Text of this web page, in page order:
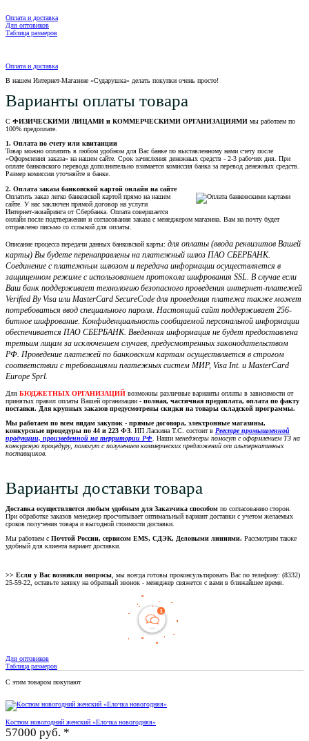
Оплата и доставка
Для оптовиков
Таблица размеров
Оплата и доставка
В нашем Интернет-Магазине «Сударушка» делать покупки очень просто!
Варианты оплаты товара
С ФИЗИЧЕСКИМИ ЛИЦАМИ и КОММЕРЧЕСКИМИ ОРГАНИЗАЦИЯМИ мы работаем по
100% предоплате.
1. Оплата по счету или квитанции
Товар можно оплатить в любом удобном для Вас банке по выставленному нами счету после
«Оформления заказа» на нашем сайте. Срок зачисления денежных средств - 2-3 рабочих дня. При
оплате банковского перевода дополнительно взимается комиссия банка за перевод денежных средств.
Размер комиссии уточняйте в банке.
2. Оплата заказа банковской картой онлайн на сайте
Оплатить заказ легко банковской картой прямо на нашем
сайте. У нас заключен прямой договор на услуги
Интернет-эквайринга от Сбербанка. Оплата совершается
онлайн после подтвержения и согласования заказа с менеджером магазина. Вам на почту будет
отправлено письмо со сслыкой для оплаты.
Описание процесса передачи данных банковской карты: для оплаты (ввода реквизитов Вашей
карты) Вы будете перенаправлены на платежный шлюз ПАО СБЕРБАНК.
Соединение с платежным шлюзом и передача информации осуществляется в
защищенном режиме с использованием протокола шифрования SSL. В случае если
Ваш банк поддерживает технологию безопасного проведения интернет-платежей
Verified By Visa или MasterCard SecureCode для проведения платежа также может
потребоваться ввод специального пароля. Настоящий сайт поддерживает 256-
битное шифрование. Конфиденциальность сообщаемой персональной информации
обеспечивается ПАО СБЕРБАНК. Введенная информация не будет предоставлена
третьим лицам за исключением случаев, предусмотренных законодательством
РФ. Проведение платежей по банковским картам осуществляется в строгом
соответствии с требованиями платежных систем МИР, Visa Int. и MasterCard
Europe Sprl.
Для БЮДЖЕТНЫХ ОРГАНИЗАЦИЙ возможны различные варианты оплаты в зависимости от
принятых правил оплаты Вашей организации - полная, частичная предоплата, оплата по факту
поставки. Для крупных заказов предусмотрены скидки на товары складской программы.
Мы работаем по всем видам закупок - прямые договора, электронные магазины,
конкурсные процедуры по 44 и 223 ФЗ . ИП Ласкина Т.С. состоит в Реестре промышленной
продукции, произведенной на территории РФ . Наши менеджеры помогут с оформлением ТЗ на
конкурсную процедуру, помогут с получением коммерческих предложений от альтернативных
поставщиков.
Варианты доставки товара
Доставка осуществляется любым удобным для Заказчика способом по согласованию сторон.
При обработке заказов менеджер просчитывает оптимальный вариант доставки с учетом желаемых
сроков получения товара и выгодной стоимости доставки.
Мы работаем с Почтой России, сервисом EMS, СДЭК, Деловыми линиями. Рассмотрим также
удобный для клиента вариант доставки.
>> Если у Вас возникли вопросы , мы всегда готовы проконсультировать Вас по телефону: (8332)
25-59-22, оставьте заявку на обратный звонок - менеджер свяжется с вами в ближайшее время.
Для оптовиков
Таблица размеров
С этим товаром покупают
Костюм новогодний женский «Елочка новогодняя»
57000 руб. *